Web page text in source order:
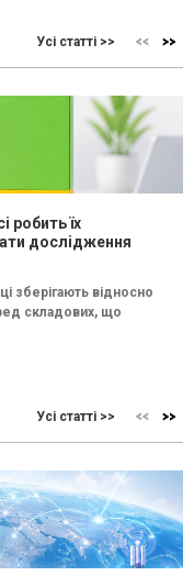
Усі статті >>
робить їх
дослідження
зберігають відносно
складових, що
Усі статті >>